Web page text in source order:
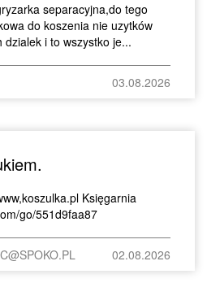
separacyjna,do tego
do koszenia nie uzytków
i to wszystko je...
03.08.2026
Księgarnia
go/551d9faa87
02.08.2026